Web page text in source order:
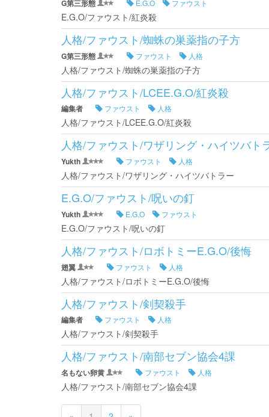
G第三形態 E.G.O ファウスト
E.G.O/ファウスト/紅炎殺
人格/ファウスト/蜘蛛の巣薬指の子方
G第三形態 ファウスト 人格
人格/ファウスト/蜘蛛の巣薬指の子方
人格/ファウスト/LCEE.G.O/紅炎殺
編集者 ファウスト 人格
人格/ファウスト/LCEE.G.O/紅炎殺
人格/ファウスト/ワザリング・ハイツバト
Yukth ファウスト 人格
人格/ファウスト/ワザリング・ハイツバトラー
E.G.O/ファウスト/呪いの釘
Yukth E.G.O ファウスト
E.G.O/ファウスト/呪いの釘
人格/ファウスト/ロボトミーE.G.O/後悔
翅翼 ファウスト 人格
人格/ファウスト/ロボトミーE.G.O/後悔
人格/ファウスト/剣契殺手
編集者 ファウスト 人格
人格/ファウスト/剣契殺手
人格/ファウスト/南部セブン協会4課
名もない卵黄 ファウスト 人格
人格/ファウスト/南部セブン協会4課